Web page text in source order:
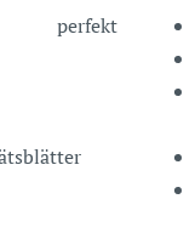
perfekt